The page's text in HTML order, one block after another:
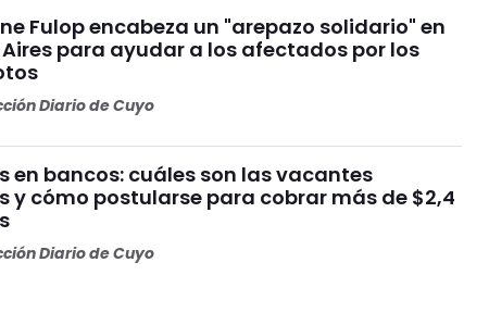
Fulop encabeza un "arepazo solidario" en
Aires para ayudar a los afectados por los
Diario de Cuyo
en bancos: cuáles son las vacantes
y cómo postularse para cobrar más de $2,4
Diario de Cuyo